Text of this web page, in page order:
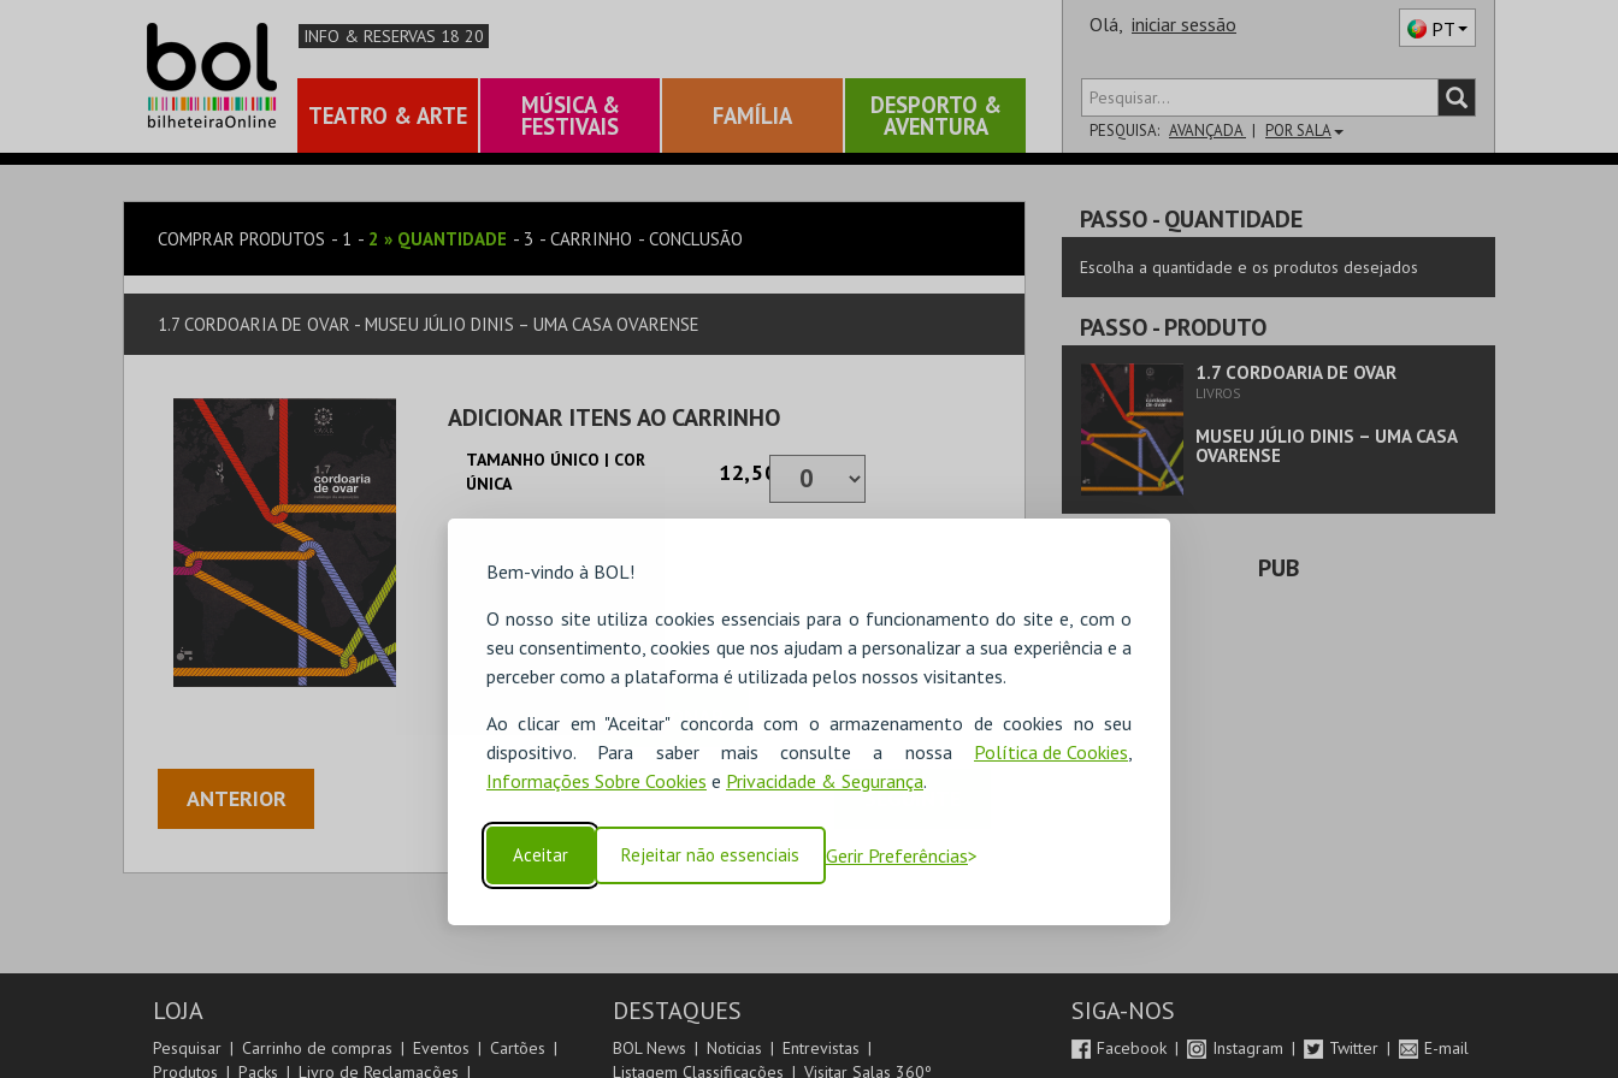
Bem-vindo à BOL!
O nosso site utiliza cookies essenciais para o funcionamento do site e, com o
seu consentimento, cookies que nos ajudam a personalizar a sua experiência e a
perceber como a plataforma é utilizada pelos nossos visitantes.
Ao clicar em "Aceitar" concorda com o armazenamento de cookies no seu
dispositivo. Para saber mais consulte a nossa Política de Cookies
Informações Sobre Cookies e Privacidade & Segurança.
Aceitar Rejeitar não essenciais Gerir Preferências
INFO & RESERVAS 18 20
TEATRO & ARTE MÚSICA &
FESTIVAIS FAMÍLIA DESPORTO &
AVENTURA
Olá, iniciar sessão PT
PESQUISA: AVANÇADA POR SALA
COMPRAR PRODUTOS 1 2 » QUANTIDADE 3 CARRINHO CONCLUSÃO
1.7 CORDOARIA DE OVAR - MUSEU JÚLIO DINIS – UMA CASA OVARENSE
ADICIONAR ITENS AO CARRINHO
TAMANHO ÚNICO | COR
ÚNICA
12,50€
ADICIONAR
ANTERIOR SEGUINTE
PASSO- QUANTIDADE
Escolha a quantidade e os produtos desejados
PASSO- PRODUTO
1.7 CORDOARIA DE OVAR
LIVROS
MUSEU JÚLIO DINIS – UMA CASA
OVARENSE
PUB
LOJA
Pesquisar Carrinho de compras Eventos
Cartões
Produtos
Packs Livro de Reclamações
DESTAQUES
BOL News Noticias
Entrevistas
Listagem Classificações
Visitar Salas 360º
SIGA-NOS
Facebook Instagram Twitter E-mail